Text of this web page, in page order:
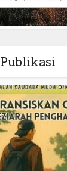
Publikasi